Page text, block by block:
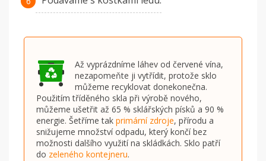
Až vyprázdníme láhev od červené vína,
nezapomeňte ji vytřídit, protože sklo
můžeme recyklovat donekonečna.
Použitím tříděného skla při výrobě nového,
můžeme ušetřit až 65 % sklářských písků a 90 %
energie. Šetříme tak primární zdroje, přírodu a
snižujeme množství odpadu, který končí bez
možnosti dalšího využití na skládkách. Sklo patří
do zeleného kontejneru.